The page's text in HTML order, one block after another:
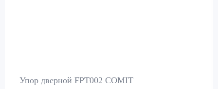
Упор дверной FPT002 COMIT